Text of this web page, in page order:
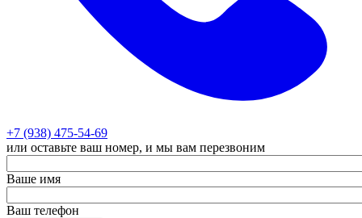
+7 (938) 475-54-69
или оставьте ваш номер, и мы вам перезвоним
Ваше имя
Ваш телефон